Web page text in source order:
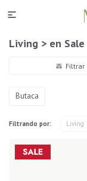

Living > en Sale
Butaca
Filtrando por: Living